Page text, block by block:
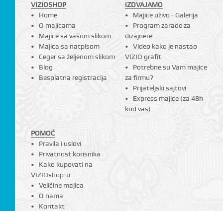
VIZIOSHOP
Home
O majicama
Majice sa vašom slikom
Majica sa natpisom
Ceger sa željenom slikom
Blog
Besplatna registracija
IZDVAJAMO
Majice uživo - Galerija
Program zarade za
dizajnere
Video kako je nastao
VIZIO grafit
Potrebne su Vam majice
za firmu?
Prijateljski sajtovi
Express majice (za 48h
kod vas)
POMOĆ
Pravila i uslovi
Privatnost korisnika
Kako kupovati na
VIZIOshop-u
Veličine majica
O nama
Kontakt